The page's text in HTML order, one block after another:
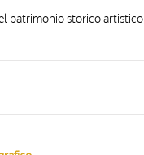
patrimonio storico artistico